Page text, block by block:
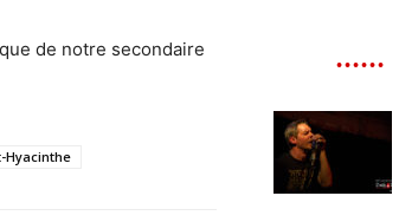
de notre secondaire
Hyacinthe